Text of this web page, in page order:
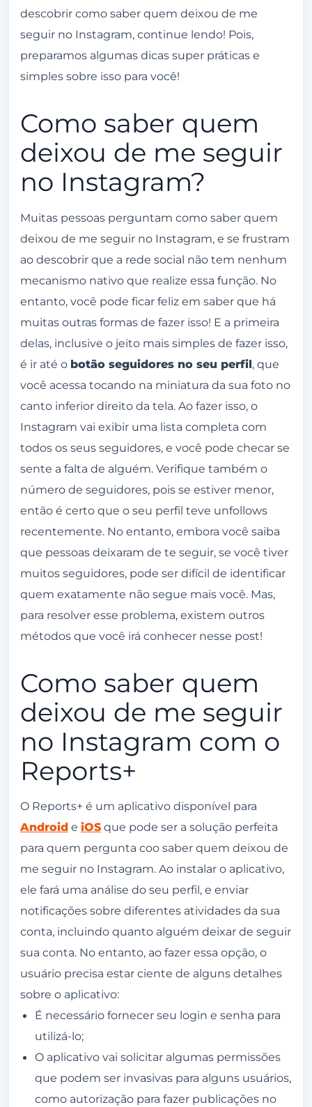
descobrir como saber quem deixou de me
seguir no Instagram, continue lendo! Pois,
preparamos algumas dicas super práticas e
simples sobre isso para você!
Como saber quem
deixou de me seguir
no Instagram?
Muitas pessoas perguntam como saber quem
deixou de me seguir no Instagram, e se frustram
ao descobrir que a rede social não tem nenhum
mecanismo nativo que realize essa função. No
entanto, você pode ficar feliz em saber que há
muitas outras formas de fazer isso! E a primeira
delas, inclusive o jeito mais simples de fazer isso,
é ir até o botão seguidores no seu perfil, que
você acessa tocando na miniatura da sua foto no
canto inferior direito da tela. Ao fazer isso, o
Instagram vai exibir uma lista completa com
todos os seus seguidores, e você pode checar se
sente a falta de alguém. Verifique também o
número de seguidores, pois se estiver menor,
então é certo que o seu perfil teve unfollows
recentemente. No entanto, embora você saiba
que pessoas deixaram de te seguir, se você tiver
muitos seguidores, pode ser difícil de identificar
quem exatamente não segue mais você. Mas,
para resolver esse problema, existem outros
métodos que você irá conhecer nesse post!
Como saber quem
deixou de me seguir
no Instagram com o
Reports+
O Reports+ é um aplicativo disponível para
Android e iOS que pode ser a solução perfeita
para quem pergunta coo saber quem deixou de
me seguir no Instagram. Ao instalar o aplicativo,
ele fará uma análise do seu perfil, e enviar
notificações sobre diferentes atividades da sua
conta, incluindo quanto alguém deixar de seguir
sua conta. No entanto, ao fazer essa opção, o
usuário precisa estar ciente de alguns detalhes
sobre o aplicativo:
É necessário fornecer seu login e senha para
utilizá-lo;
O aplicativo vai solicitar algumas permissões
que podem ser invasivas para alguns usuários,
como autorização para fazer publicações no